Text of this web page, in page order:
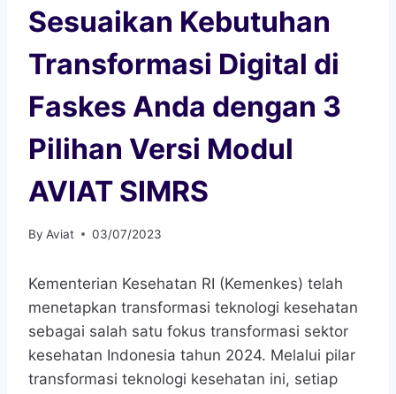
Sesuaikan Kebutuhan
Transformasi Digital di
Faskes Anda dengan 3
Pilihan Versi Modul
AVIAT SIMRS
By Aviat 03/07/2023
Kementerian Kesehatan RI (Kemenkes) telah
menetapkan transformasi teknologi kesehatan
sebagai salah satu fokus transformasi sektor
kesehatan Indonesia tahun 2024. Melalui pilar
transformasi teknologi kesehatan ini, setiap